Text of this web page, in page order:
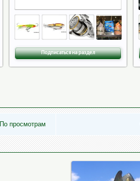
Подписаться на раздел
По просмотрам